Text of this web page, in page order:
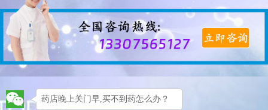
药店晚上关门早,买不到药怎么办？